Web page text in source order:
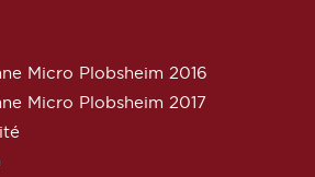
Micro Plobsheim 2016
Micro Plobsheim 2017